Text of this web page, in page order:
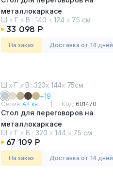
металлокаркасе
Дуб Шамони
Ш х Г х В : 140 х 124 х 75 см
33 098 Р
На заказ Доставка от 14 дней
Ш х Г х В : 320х 144х 75см
+19
Серия:А4 кв... Код: 601470
Стол для переговоров на
металлокаркасе
Серый
Ш х Г х В : 320 х 144 х 75 см
67 109 Р
На заказ Доставка от 14 дней